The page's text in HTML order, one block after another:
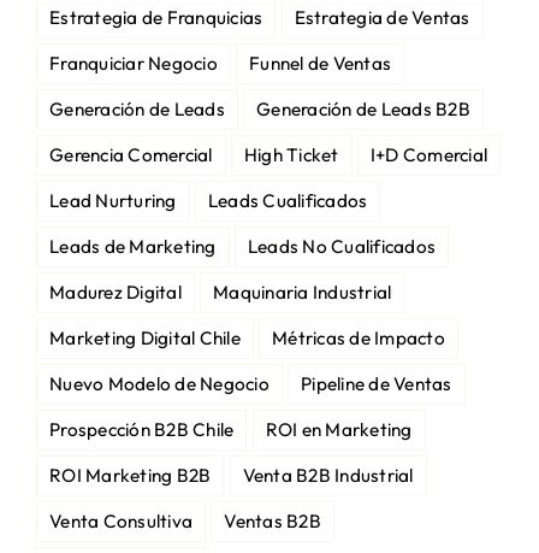
Estrategia de Franquicias
Estrategia de Ventas
Franquiciar Negocio
Funnel de Ventas
Generación de Leads
Generación de Leads B2B
Gerencia Comercial
High Ticket
I+D Comercial
Lead Nurturing
Leads Cualificados
Leads de Marketing
Leads No Cualificados
Madurez Digital
Maquinaria Industrial
Marketing Digital Chile
Métricas de Impacto
Nuevo Modelo de Negocio
Pipeline de Ventas
Prospección B2B Chile
ROI en Marketing
ROI Marketing B2B
Venta B2B Industrial
Venta Consultiva
Ventas B2B